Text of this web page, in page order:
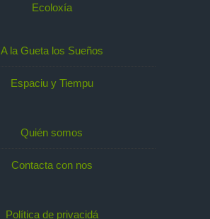
Ecoloxía
A la Gueta los Sueños
Espaciu y Tiempu
Quién somos
Contacta con nos
Política de privacidá